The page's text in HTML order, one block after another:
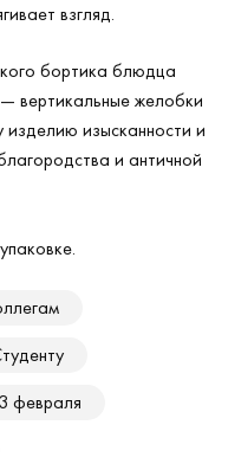
взгляд.
бортика блюдца
вертикальные желобки
изысканности и
и античной
февраля